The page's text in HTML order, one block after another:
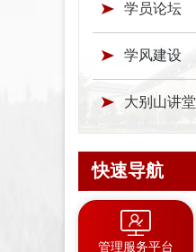
学员论坛
学风建设
大别山讲堂
快速导航
管理服务平台